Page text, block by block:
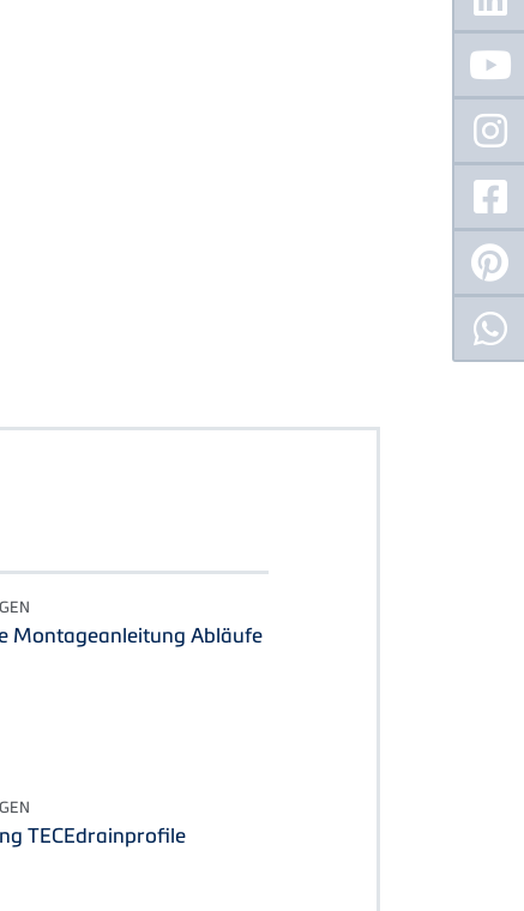
Montageanleitung Abläufe
TECEdrainprofile